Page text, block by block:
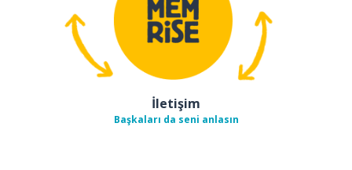
İletişim
Başkaları da seni anlasın